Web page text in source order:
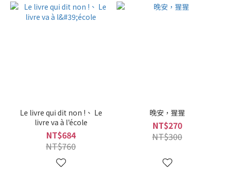
Le livre qui dit non !、 Le
livre va à l'école
NT$684
NT$760
晚安，猩猩
NT$270
NT$300